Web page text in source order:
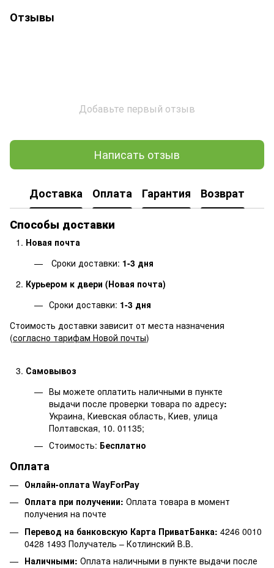
Отзывы
Добавьте первый отзыв
Написать отзыв
Доставка Оплата Гарантия
Возврат
Способы доставки
Новая почта
Сроки доставки: 1-3 дня
Курьером к двери (Новая почта)
Сроки доставки: 1-3 дня
Стоимость доставки зависит от места назначения
(согласно тарифам Новой почты)
Самовывоз
Вы можете оплатить наличными в пункте
выдачи после проверки товара по адресу:
Украина, Киевская область, Киев, улица
Полтавская, 10. 01135;
Стоимость: Бесплатно
Оплата
Онлайн-оплата WayForPay
Оплата при получении: Оплата товара в момент
получения на почте
Перевод на банковскую Карта ПриватБанка: 4246 0010
0428 1493 Получатель – Котлинский В.В.
Наличными: Оплата наличными в пункте выдачи после